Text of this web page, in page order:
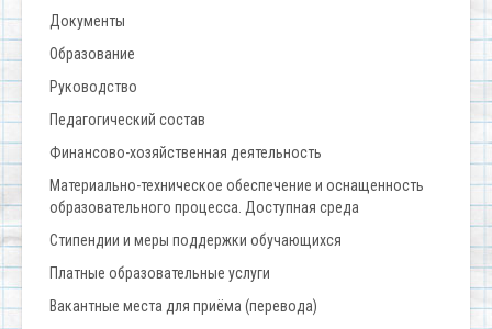
Документы
Образование
Руководство
Педагогический состав
Финансово-хозяйственная деятельность
Материально-техническое обеспечение и оснащенность
образовательного процесса. Доступная среда
Стипендии и меры поддержки обучающихся
Платные образовательные услуги
Вакантные места для приёма (перевода)